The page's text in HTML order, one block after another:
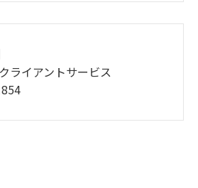
ライアントサービス